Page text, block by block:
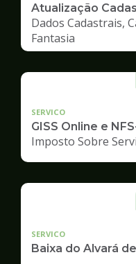
Atualização
Dados Cadastrais,
Fantasia
SERVICO
GISS Online e
Imposto Sobre
SERVICO
Baixa do Alvará